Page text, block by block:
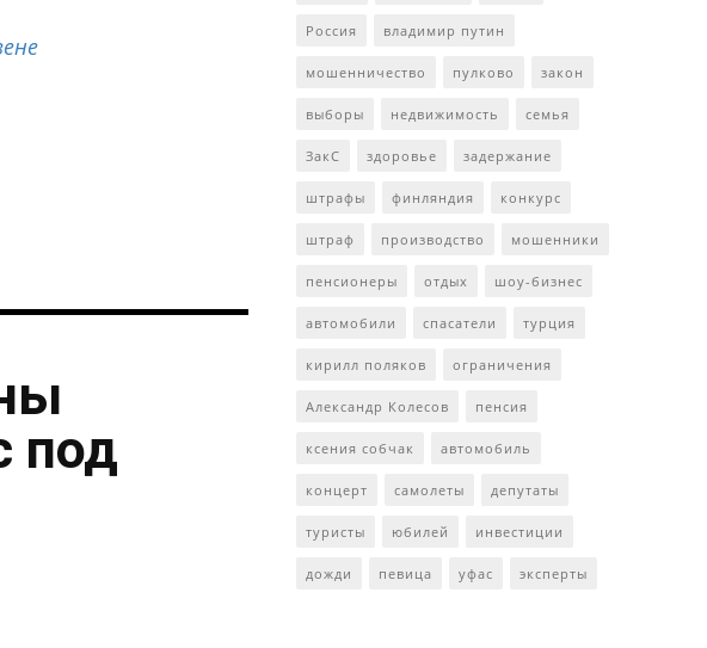
под
Россия владимир путин
мошенничество пулково закон
выборы недвижимость семья
ЗакС здоровье задержание
штрафы финляндия конкурс
штраф производство мошенники
пенсионеры отдых шоу-бизнес
автомобили спасатели турция
кирилл поляков ограничения
Александр Колесов пенсия
ксения собчак автомобиль
концерт самолеты депутаты
туристы юбилей инвестиции
дожди певица уфас эксперты